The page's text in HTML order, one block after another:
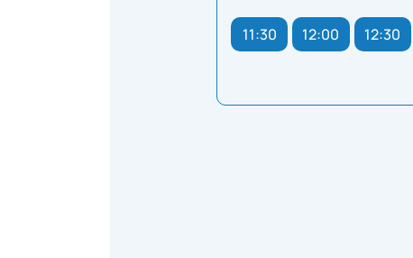
11:30 12:00 12:30